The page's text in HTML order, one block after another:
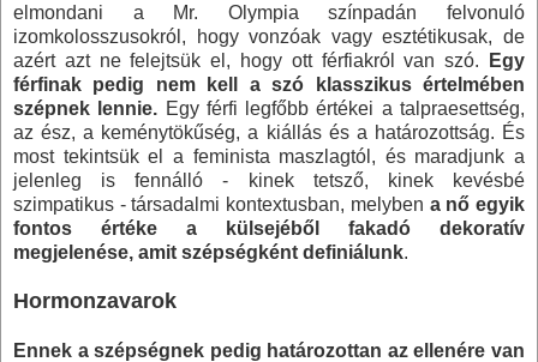
elmondani a Mr. Olympia színpadán felvonuló
izomkolosszusokról, hogy vonzóak vagy esztétikusak, de
azért azt ne felejtsük el, hogy ott férfiakról van szó.
Egy
férfinak pedig nem kell a szó klasszikus értelmében
szépnek lennie. Egy férfi legfőbb értékei a talpraesettség,
az ész, a keménytökűség, a kiállás és a határozottság. És
most tekintsük el a feminista maszlagtól, és maradjunk a
jelenleg is fennálló - kinek tetsző, kinek kevésbé
szimpatikus - társadalmi kontextusban, melyben a nő egyik
fontos értéke a külsejéből fakadó dekoratív
megjelenése, amit szépségként definiálunk.
Hormonzavarok
Ennek a szépségnek pedig határozottan az ellenére van